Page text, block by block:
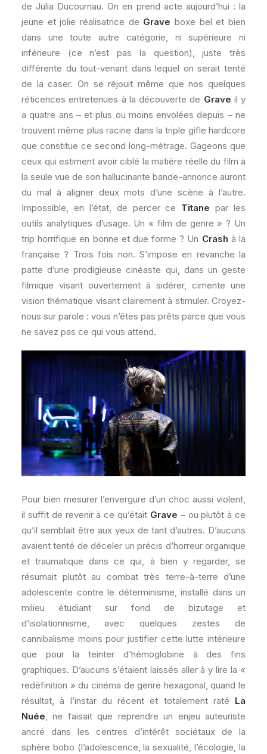
de Julia Ducournau. On en prend acte aujourd’hui : la
jeune et jolie réalisatrice de Grave boxe bel et bien
dans une toute autre catégorie, ni supérieure ni
inférieure (ce n’est pas la question), juste très
différente du tout-venant dans lequel on serait tenté
de la caser. On se réjouit même que nos quelques
réticences entretenues à la découverte de Grave il y
a quatre ans – et plus ou moins envolées depuis – ne
trouvent même plus racine dans la triple gifle hardcore
que constitue ce second long-métrage. Gageons que
ceux qui estiment avoir ciblé la matière réelle du film à
la seule vue de son hallucinante bande-annonce auront
du mal à aligner deux mots d’une scène à l’autre.
Impossible, en l’état, de percer ce Titane par les
outils analytiques d’usage. Un « film de genre » ? Un
trip horrifique en bonne et due forme ? Un Crash à la
française ? Trois fois non. S’impose en revanche la
patte d’une prodigieuse cinéaste qui, dans un geste
filmique visant ouvertement à sidérer, cimente une
vision thématique visant clairement à stimuler. Croyez-
nous sur parole : vous n’êtes pas prêts parce que vous
ne savez pas ce qui vous attend.
Pour bien mesurer l’envergure d’un choc aussi violent,
il suffit de revenir à ce qu’était Grave – ou plutôt à ce
qu’il semblait être aux yeux de tant d’autres. D’aucuns
avaient tenté de déceler un précis d’horreur organique
et traumatique dans ce qui, à bien y regarder, se
résumait plutôt au combat très terre-à-terre d’une
adolescente contre le déterminisme, installé dans un
milieu étudiant sur fond de bizutage et
d’isolationnisme, avec quelques zestes de
cannibalisme moins pour justifier cette lutte intérieure
que pour la teinter d’hémoglobine à des fins
graphiques. D’aucuns s’étaient laissés aller à y lire la «
redéfinition » du cinéma de genre hexagonal, quand le
résultat, à l’instar du récent et totalement raté La
Nuée, ne faisait que reprendre un enjeu auteuriste
ancré dans les centres d’intérêt sociétaux de la
sphère bobo (l’adolescence, la sexualité, l’écologie, la